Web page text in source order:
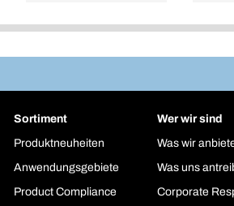
Sortiment
Produktneuheiten
Anwendungsgebiete
Product Compliance
Wer wir sind
Was wir
Was uns
Corporate